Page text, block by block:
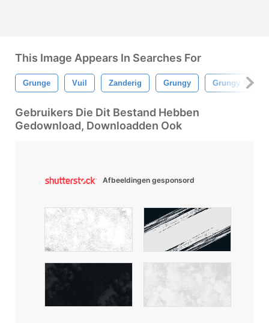
This Image Appears In Searches For
Grunge Vuil Zanderig Grungy Grungy
Gebruikers Die Dit Bestand Hebben
Gedownload, Downloadden Ook
Afbeeldingen gesponsord